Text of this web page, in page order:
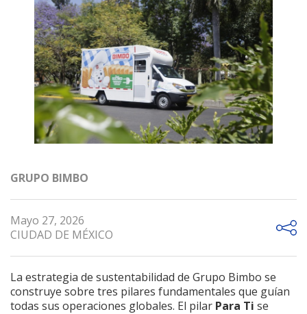
GRUPO BIMBO
Mayo 27, 2026
CIUDAD DE MÉXICO
La estrategia de sustentabilidad de Grupo Bimbo se
construye sobre tres pilares fundamentales que guían
todas sus operaciones globales. El pilar Para Ti se